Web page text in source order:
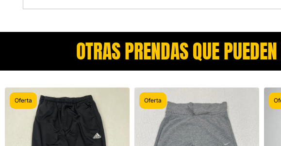
OTRAS PRENDAS QUE
Oferta Oferta